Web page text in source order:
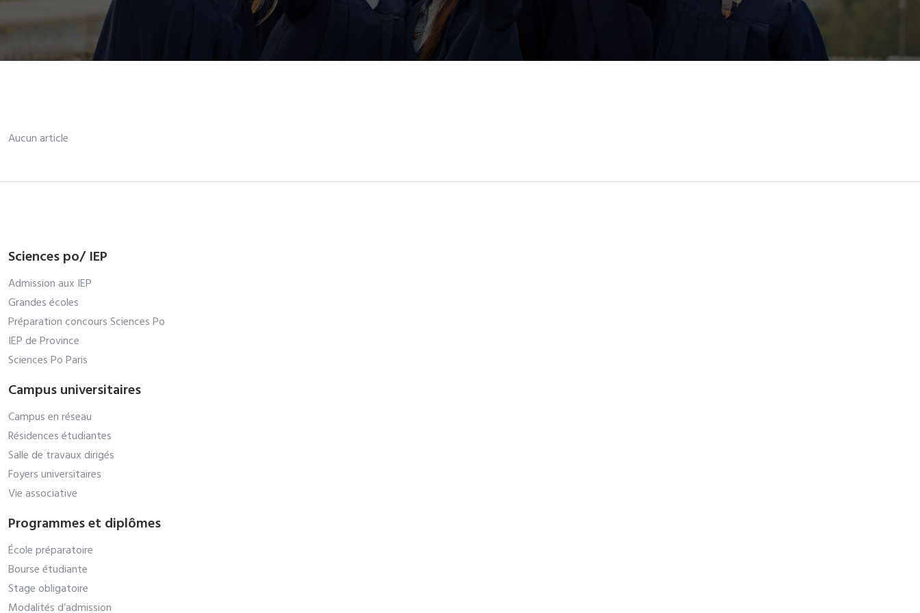
Aucun article
Sciences po/ IEP
Admission aux IEP
Grandes écoles
Préparation concours Sciences Po
IEP de Province
Sciences Po Paris
Campus universitaires
Campus en réseau
Résidences étudiantes
Salle de travaux dirigés
Foyers universitaires
Vie associative
Programmes et diplômes
École préparatoire
Bourse étudiante
Stage obligatoire
Modalités d’admission